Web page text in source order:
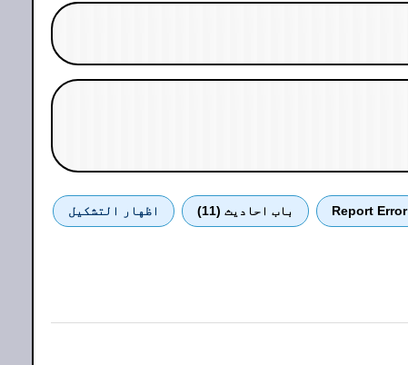
Report Error باب احادیث (11) اظهار التشكيل